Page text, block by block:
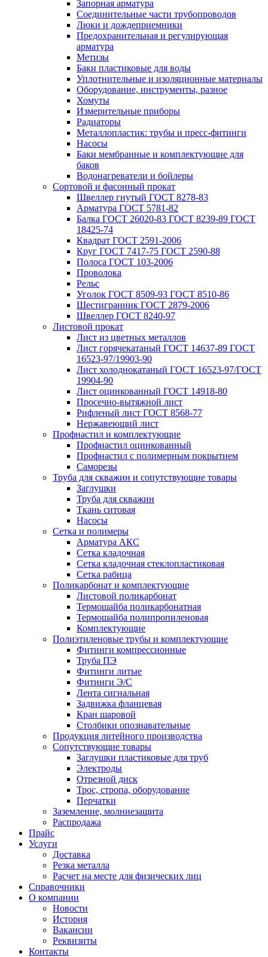
Запорная арматура
Соединительные части трубопроводов
Люки и дождеприемники
Предохранительная и регулирующая
арматура
Метизы
Баки пластиковые для воды
Уплотнительные и изоляционные материалы
Оборудование, инструменты, разное
Хомуты
Измерительные приборы
Радиаторы
Металлопластик: трубы и пресс-фитинги
Насосы
Баки мембранные и комплектующие для
баков
Водонагреватели и бойлеры
Сортовой и фасонный прокат
Швеллер гнутый ГОСТ 8278-83
Арматура ГОСТ 5781-82
Балка ГОСТ 26020-83 ГОСТ 8239-89 ГОСТ
18425-74
Квадрат ГОСТ 2591-2006
Круг ГОСТ 7417-75 ГОСТ 2590-88
Полоса ГОСТ 103-2006
Проволока
Рельс
Уголок ГОСТ 8509-93 ГОСТ 8510-86
Шестигранник ГОСТ 2879-2006
Швеллер ГОСТ 8240-97
Листовой прокат
Лист из цветных металлов
Лист горячекатаный ГОСТ 14637-89 ГОСТ
16523-97/19903-90
Лист холоднокатаный ГОСТ 16523-97/ГОСТ
19904-90
Лист оцинкованный ГОСТ 14918-80
Просечно-вытяжной лист
Рифленый лист ГОСТ 8568-77
Нержавеющий лист
Профнастил и комплектующие
Профнастил оцинкованный
Профнастил с полимерным покрытием
Саморезы
Труба для скважин и сопутствующие товары
Заглушки
Труба для скважин
Ткань ситовая
Насосы
Сетка и полимеры
Арматура АКС
Сетка кладочная
Сетка кладочная стеклопластиковая
Сетка рабица
Поликарбонат и комплектующие
Листовой поликарбонат
Термошайба поликарбонатная
Термошайба полипропиленовая
Комплектующие
Полиэтиленовые трубы и комплектующие
Фитинги компрессионные
Труба ПЭ
Фитинги литые
Фитинги Э/С
Лента сигнальная
Задвижка фланцевая
Кран шаровой
Столбики опознавательные
Продукция литейного производства
Сопутствующие товары
Заглушки пластиковые для труб
Электроды
Отрезной диск
Трос, стропа, оборудование
Перчатки
Заземление, молниезащита
Распродажа
Прайс
Услуги
Доставка
Резка металла
Расчет на месте для физических лиц
Справочники
О компании
Новости
История
Вакансии
Реквизиты
Контакты